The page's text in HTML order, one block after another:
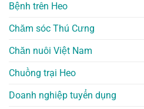
Bệnh trên Heo
Chăm sóc Thú Cưng
Chăn nuôi Việt Nam
Chuồng trại Heo
Doanh nghiệp tuyển dụng